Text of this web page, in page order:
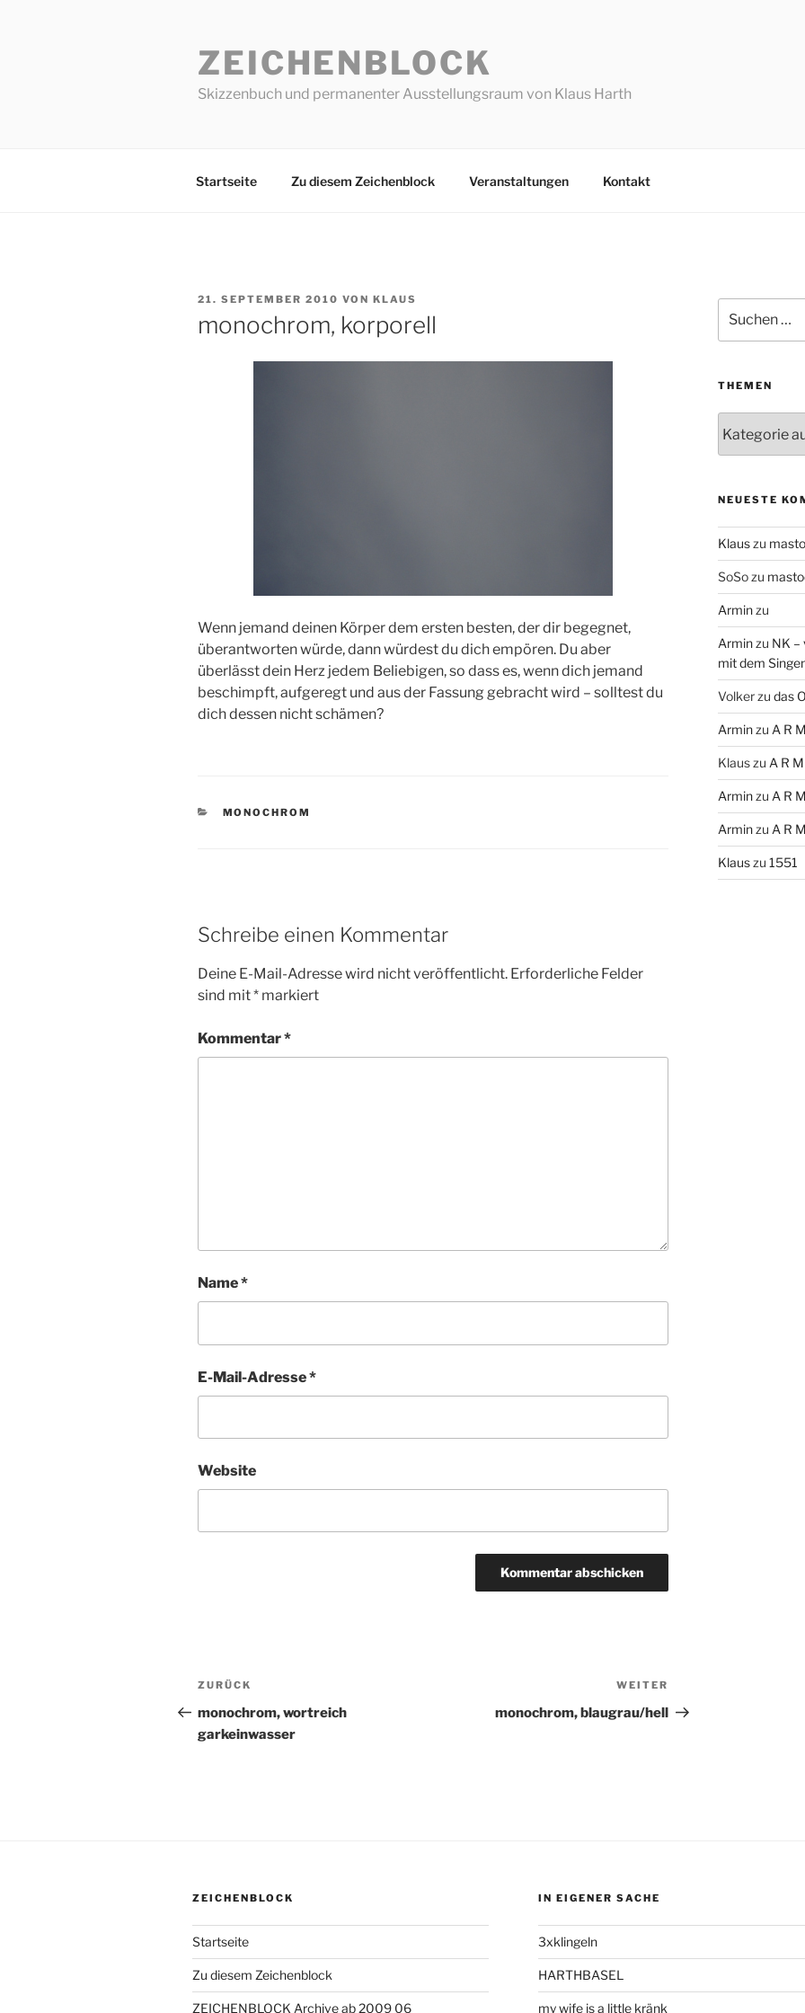
ZEICHENBLOCK
Skizzenbuch und permanenter Ausstellungsraum von Klaus Harth
Startseite Zu diesem Zeichenblock Veranstaltungen Kontakt
VERÖFFENTLICHT
21. SEPTEMBER 2010 VON KLAUS
monochrom, korporell
Wenn jemand deinen Körper dem ersten besten, der dir begegnet,
überantworten würde, dann würdest du dich empören. Du aber
überlässt dein Herz jedem Beliebigen, so dass es, wenn dich jemand
beschimpft, aufgeregt und aus der Fassung gebracht wird – solltest du
dich dessen nicht schämen?
KATEGORIEN
MONOCHROM
Schreibe einen Kommentar
Deine E-Mail-Adresse wird nicht veröffentlicht. Erforderliche Felder
sind mit* markiert
Kommentar*
Name*
E-Mail-Adresse*
Website
Beitragsnavigation
Vorheriger
Beitrag
ZURÜCK
monochrom, wortreich
garkeinwasser
Beitrag
WEITER
monochrom, blaugrau/hell
nach:
THEMEN
NEUESTE
Klauszu
SoSozu
Arminzu
Arminzu NK –
mit dem
Volkerzu das
Arminzu A R
Klauszu A R
Arminzu A R
Arminzu A R
Klauszu 1551
ZEICHENBLOCK
Startseite
Zu diesem Zeichenblock
ZEICHENBLOCK Archive ab 2009 06
IN EIGENER SACHE
3xklingeln
HARTHBASEL
my wife is a little kränk